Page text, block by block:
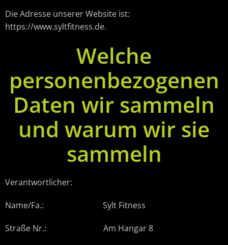
Die Adresse unserer Website ist:
https://www.syltfitness.de.
Welche
personenbezogenen
Daten wir sammeln
und warum wir sie
sammeln
Verantwortlicher:
Name/Fa.: Sylt Fitness
Straße Nr.: Am Hangar 8